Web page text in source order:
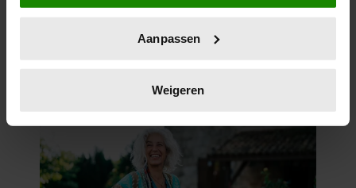
locatie, die tot een paar meter nauwkeurig kan zijn
scannen op specifieke eigenschappen (fingerprinting)
verwerkt en stel uw voorkeuren in het
intrekken in de Cookieverklaring.
We gebruiken cookies om content en advertenties te
personaliseren, om functies voor social media te bieden
Aanpassen
Weigeren